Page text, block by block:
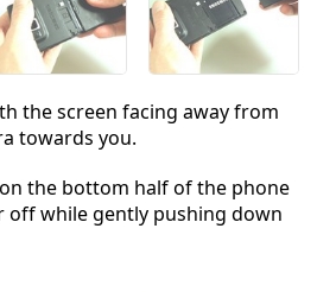
the screen facing away from
towards you.
the bottom half of the phone
off while gently pushing down